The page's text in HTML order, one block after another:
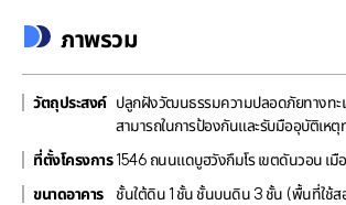
ภาพรวม
วัตถุประสงค์ ปลูกฝังวัฒนธรรมความปลอดภัยทางทะเ
สามารถในการป้องกันและรับมืออุบัติเหตุ
ที่ตั้งโครงการ 1546 ถนนแดบูฮวังกึมโร เขตดันวอน เ
ขนาดอาคาร
ชั้นใต้ดิน 1 ชั้น ชั้นบนดิน 3 ชั้น (พื้นที่ใช้